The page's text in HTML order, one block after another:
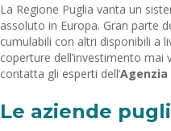
La Regione Puglia vanta un
assoluto in Europa. Gran parte
cumulabili con altri disponibili a
coperture dell’investimento mai
contatta gli esperti dell’Agenzia
Le aziende